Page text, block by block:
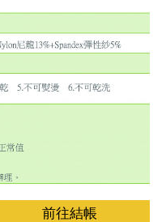
前往結帳